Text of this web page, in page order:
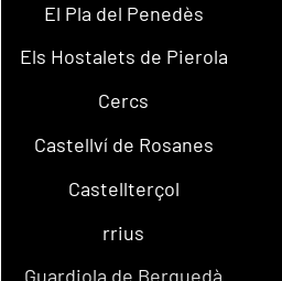
El Pla del Penedès
Els Hostalets de Pierola
Cercs
Castellví de Rosanes
Castellterçol
rrius
Guardiola de Berguedà